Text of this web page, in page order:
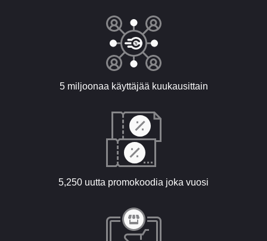
5 miljoonaa käyttäjää kuukausittain
5,250 uutta promokoodia joka vuosi